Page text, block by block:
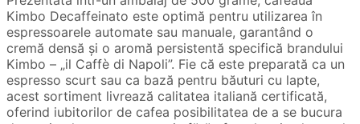
Kimbo Decaffeinato este optimă pentru utilizarea în
espressoarele automate sau manuale, garantând o
cremă densă și o aromă persistentă specifică brandului
Kimbo – „il Caffè di Napoli”. Fie că este preparată ca un
espresso scurt sau ca bază pentru băuturi cu lapte,
acest sortiment livrează calitatea italiană certificată,
oferind iubitorilor de cafea posibilitatea de a se bucura